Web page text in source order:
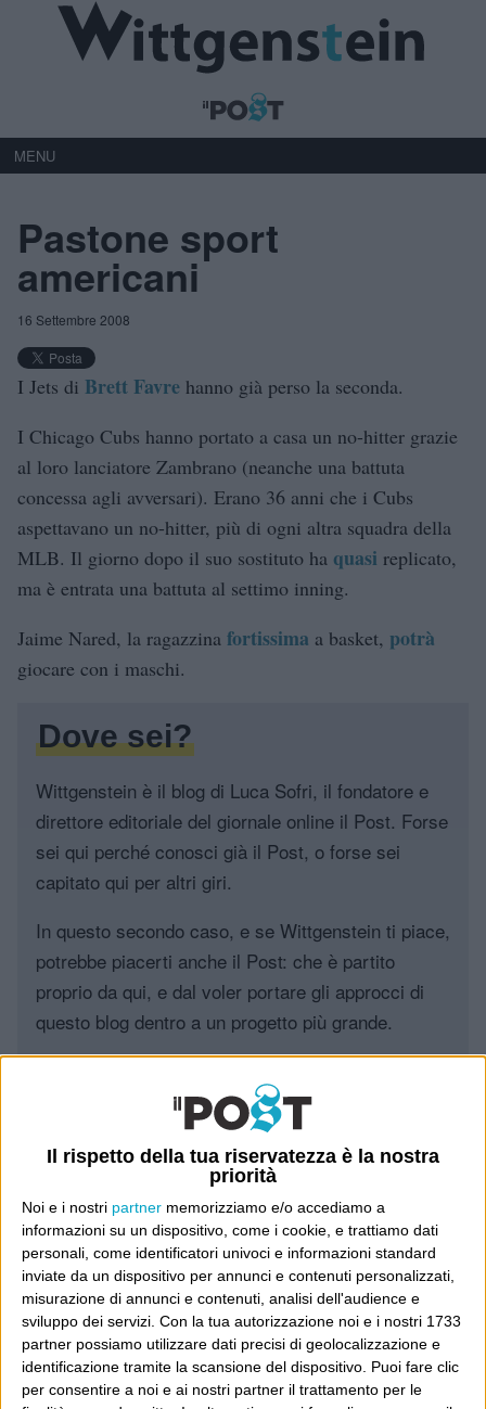
Il rispetto della tua riservatezza è la nostra
priorità
Noi e i nostri partner memorizziamo e/o accediamo a
informazioni su un dispositivo, come i cookie, e trattiamo dati
personali, come identificatori univoci e informazioni standard
inviate da un dispositivo per annunci e contenuti personalizzati,
misurazione di annunci e contenuti, analisi dell'audience e
sviluppo dei servizi. Con la tua autorizzazione noi e i nostri 1733
partner possiamo utilizzare dati precisi di geolocalizzazione e
identificazione tramite la scansione del dispositivo. Puoi fare clic
per consentire a noi e ai nostri partner il trattamento per le
MENU
Pastone sport
americani
16 Settembre 2008
I Jets di Brett Favre hanno già perso la seconda.
I Chicago Cubs hanno portato a casa un no-hitter grazie
al loro lanciatore Zambrano (neanche una battuta
concessa agli avversari). Erano 36 anni che i Cubs
aspettavano un no-hitter, più di ogni altra squadra della
MLB. Il giorno dopo il suo sostituto ha quasi replicato,
ma è entrata una battuta al settimo inning.
Jaime Nared, la ragazzina fortissima a basket, potrà
giocare con i maschi.
Dove sei?
Wittgenstein è il blog di Luca Sofri, il fondatore e
direttore editoriale del giornale online il Post. Forse
sei qui perché conosci già il Post, o forse sei
capitato qui per altri giri.
In questo secondo caso, e se Wittgenstein ti piace,
potrebbe piacerti anche il Post: che è partito
proprio da qui, e dal voler portare gli approcci di
questo blog dentro a un progetto più grande.
un progetto giornalistico che prosegue da oltre 16
anni, grazie a chi lo scopre, lo apprezza e lo
consiglia in giro.
Leggi il Post, magari ti piace
Luca Sofri Wittgenstein